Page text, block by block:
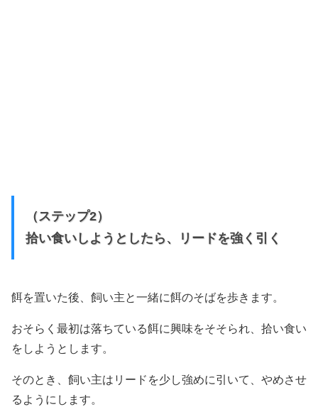
（ステップ2）
拾い食いしようとしたら、リードを強く引く
餌を置いた後、飼い主と一緒に餌のそばを歩きます。
おそらく最初は落ちている餌に興味をそそられ、拾い食い
をしようとします。
そのとき、飼い主はリードを少し強めに引いて、やめさせ
るようにします。